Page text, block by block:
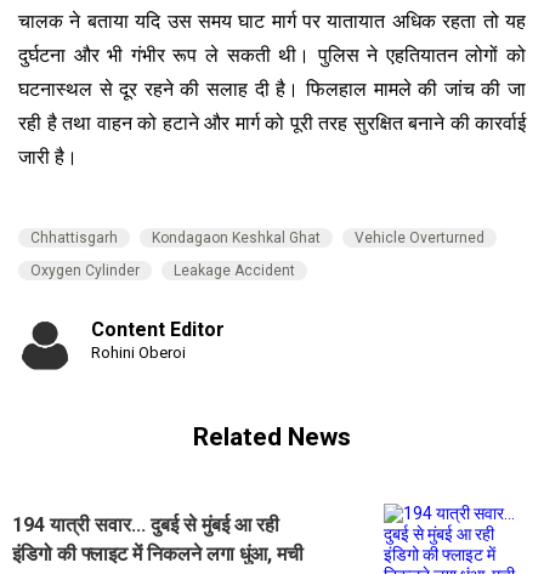
चालक ने बताया यदि उस समय घाट मार्ग पर यातायात अधिक रहता तो यह
दुर्घटना और भी गंभीर रूप ले सकती थी। पुलिस ने एहतियातन लोगों को
घटनास्थल से दूर रहने की सलाह दी है। फिलहाल मामले की जांच की जा
रही है तथा वाहन को हटाने और मार्ग को पूरी तरह सुरक्षित बनाने की कारर्वाई
जारी है।
Chhattisgarh Kondagaon Keshkal Ghat
Vehicle Overturned
Oxygen Cylinder
Leakage Accident
Content Editor
Rohini Oberoi
Related News
194 यात्री सवार... दुबई से मुंबई आ रही
इंडिगो की फ्लाइट में निकलने लगा धुंआ, मची